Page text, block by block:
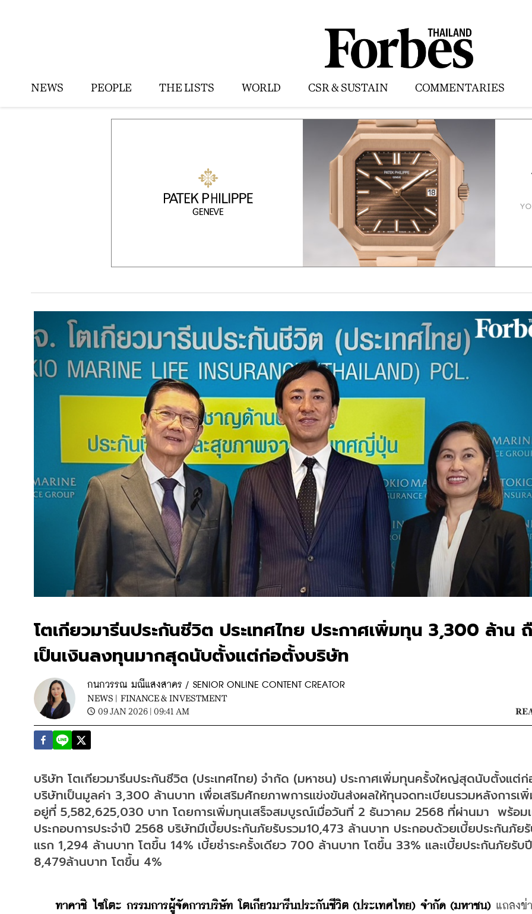
NEWS PEOPLE THE LISTS WORLD CSR & SUSTAIN COMMENTARIES
โตเกียวมารีนประกันชีวิต ประเทศไทย ประกาศเพิ่มทุน 3,300 ล้าน
เป็นเงินลงทุนมากสุดนับตั้งแต่ก่อตั้งบริษัท
กนกวรรณ มณีแสงสาคร / SENIOR ONLINE CONTENT CREATOR
NEWS | FINANCE & INVESTMENT
09 JAN 2026 | 09:41 AM
บริษัท โตเกียวมารีนประกันชีวิต (ประเทศไทย) จำกัด (มหาชน) ประกาศเพิ่มทุนครั้งใหญ่สุดนับตั้งแต่
บริษัทเป็นมูลค่า 3,300 ล้านบาท เพื่อเสริมศักยภาพการแข่งขันส่งผลให้ทุนจดทะเบียนรวมหลังการเ
อยู่ที่ 5,582,625,030 บาท โดยการเพิ่มทุนเสร็จสมบูรณ์เมื่อวันที่ 2 ธันวาคม 2568 ที่ผ่านมา  พร้อม
ประกอบการประจำปี 2568 บริษัทมีเบี้ยประกันภัยรับรวม10,473 ล้านบาท ประกอบด้วยเบี้ยประกันภัย
แรก 1,294 ล้านบาท โตขึ้น 14% เบี้ยชำระครั้งเดียว 700 ล้านบาท โตขึ้น 33% และเบี้ยประกันภัยรับ
8,479ล้านบาท โตขึ้น 4%
ทาคาชิ ไซโตะ กรรมการผู้จัดการบริษัท โตเกียวมารีนประกันชีวิต (ประเทศไทย) จำกัด (มหาชน) แถลงข่